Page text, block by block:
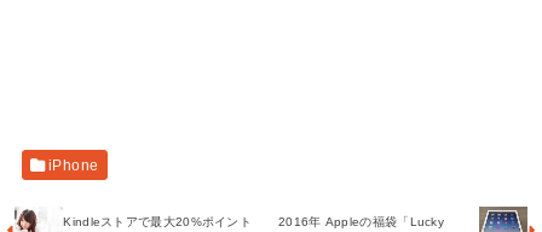
iPhone
Kindleストアで最大20%ポイント
2016年 Appleの福袋「Lucky